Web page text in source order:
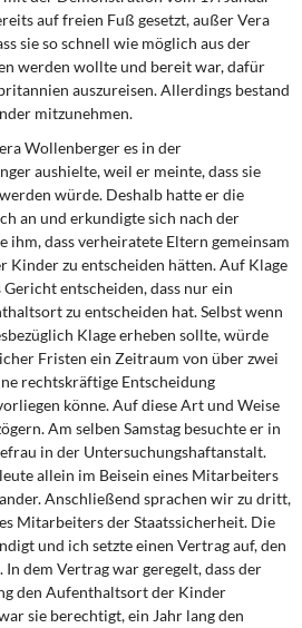
auf freien Fuß gesetzt, außer Vera
sie so schnell wie mög­lich aus der
werden wollte und bereit war, dafür
auszureisen. Allerdings bestand
mitzunehmen.
Wollenberger es in der
aushielte, weil er meinte, dass sie
würde. Deshalb hatte er die
an und erkundigte sich nach der
ihm, dass verheiratete Eltern gemeinsam
Kinder zu entscheiden hätten. Auf Klage
entschei­den, dass nur ein
zu entscheiden hat. Selbst wenn
Klage erheben sollte, würde
Fristen ein Zeitraum von über zwei
rechtskräftige Entscheidung
könne. Auf diese Art und Weise
Am selben Samstag besuchte er in
in der Untersuchungshaftanstalt.
allein im Beisein eines Mitarbeiters
An­schließend sprachen wir zu dritt,
Mitarbeiters der Staats­sicherheit. Die
und ich setzte einen Vertrag auf, den
dem Vertrag war geregelt, dass der
den Aufenthaltsort der Kinder
sie berechtigt, ein Jahr lang den